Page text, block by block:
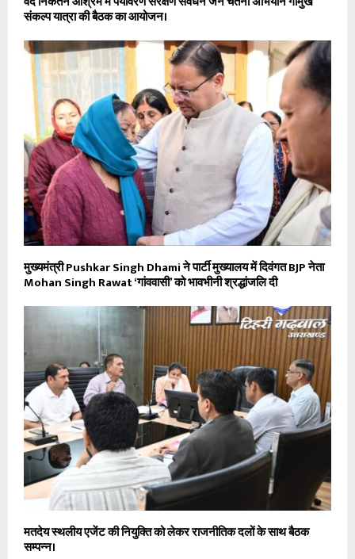
संकल्प यात्रा की बैठक का आयोजन।
मुख्यमंत्री Pushkar Singh Dhami ने पार्टी मुख्यालय में दिवंगत BJP नेता
Mohan Singh Rawat ‘गांववासी’ को भावभीनी श्रद्धांजलि दी
मतदेय स्थलीय एजेंट की नियुक्ति को लेकर राजनीतिक दलों के साथ बैठक
सम्पन्न।